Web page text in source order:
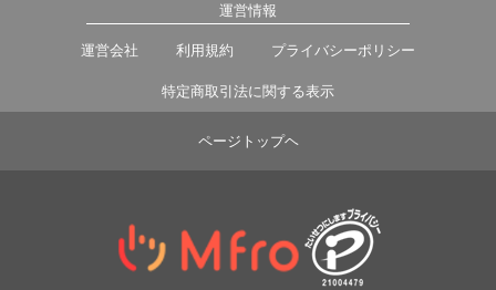
運営情報
運営会社 利用規約 プライバシーポリシー
特定商取引法に関する表示
ページトップヘ